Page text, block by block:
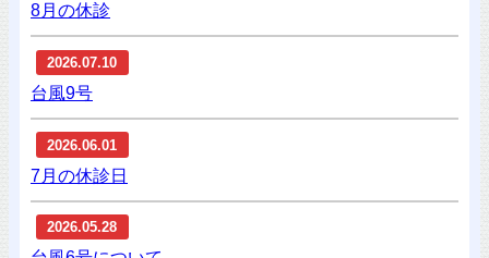
8月の休診
2026.07.10
台風9号
2026.06.01
7月の休診日
2026.05.28